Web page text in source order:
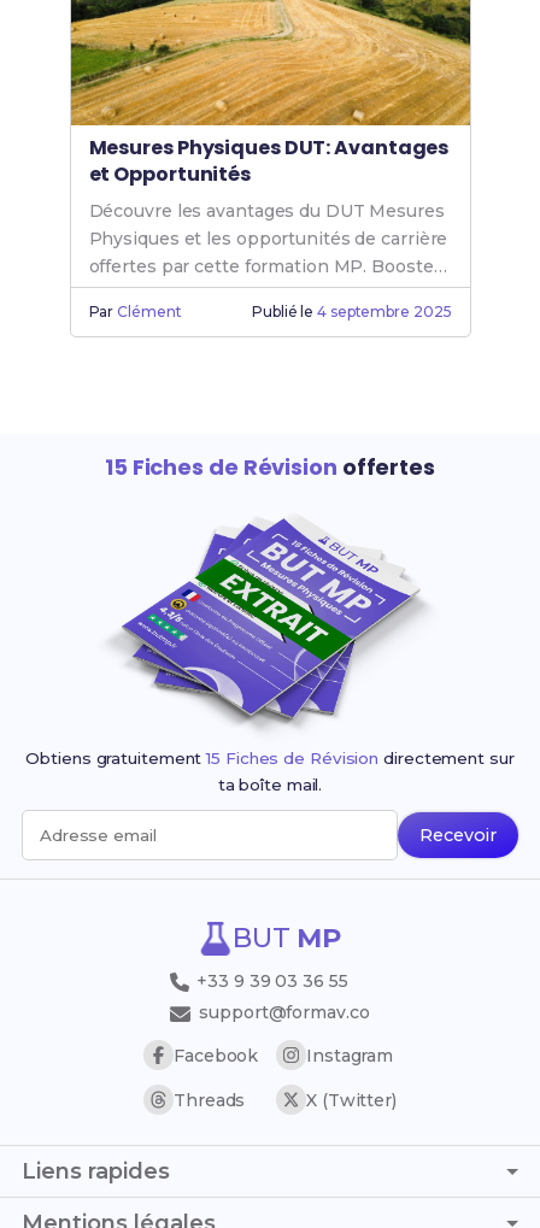
Mesures Physiques DUT: Avantages
et Opportunités
Découvre les avantages du DUT Mesures
Physiques et les opportunités de carrière
offertes par cette formation MP. Booste
ton avenir avec le DUT MP.
ParClément Publié le4 septembre 2025
15 Fiches de Révision offertes
Obtiens gratuitement15 Fiches de Révision directement sur
ta boîte mail.
Adresse email Recevoir
BUT MP
+33 9 39 03 36 55
support@formav.co
Facebook
Instagram
Threads X (Twitter)
Liens rapides
Page d'accueil